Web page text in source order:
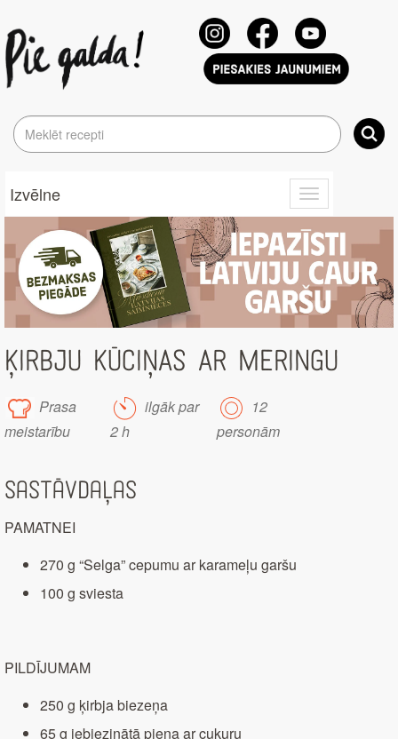
Toggle
navigation
Izvēlne
ĶIRBJU KŪCIŅAS AR MERINGU
Prasa
meistarību
ilgāk par
2 h
12
personām
Sastāvdaļas
PAMATNEI
270 g “Selga” cepumu ar karameļu garšu
100 g sviesta
PILDĪJUMAM
250 g ķirbja biezeņa
65 g iebiezinātā piena ar cukuru